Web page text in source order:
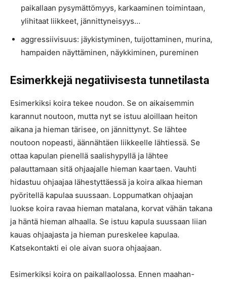
paikallaan pysymättömyys, karkaaminen toimintaan,
ylihitaat liikkeet, jännittyneisyys…
aggressiivisuus: jäykistyminen, tuijottaminen, murina,
hampaiden näyttäminen, näykkiminen, pureminen
Esimerkkejä negatiivisesta tunnetilasta
Esimerkiksi koira tekee noudon. Se on aikaisemmin
karannut noutoon, mutta nyt se istuu aloillaan heiton
aikana ja hieman tärisee, on jännittynyt. Se lähtee
noutoon nopeasti, äännähtäen liikkeelle lähtiessä. Se
ottaa kapulan pienellä saalishypyllä ja lähtee
palauttamaan sitä ohjaajalle hieman kaartaen. Vauhti
hidastuu ohjaajaa lähestyttäessä ja koira alkaa hieman
pyöritellä kapulaa suussaan. Loppumatkan ohjaajan
luokse koira ravaa hieman matalana, korvat vähän takana
ja häntä hieman alhaalla. Se istuu kapula suussaan liian
kauas ohjaajasta ja hieman pureskelee kapulaa.
Katsekontakti ei ole aivan suora ohjaajaan.
Esimerkiksi koira on paikallaolossa. Ennen maahan-